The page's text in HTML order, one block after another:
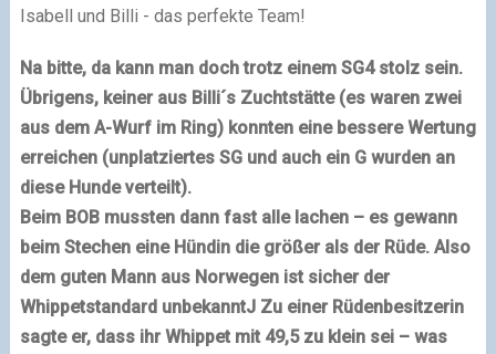
Isabell und Billi - das perfekte Team!
Na bitte, da kann man doch trotz einem SG4 stolz sein.
Übrigens, keiner aus Billi´s Zuchtstätte (es waren zwei
aus dem A-Wurf im Ring) konnten eine bessere Wertung
erreichen (unplatziertes SG und auch ein G wurden an
diese Hunde verteilt).
Beim BOB mussten dann fast alle lachen – es gewann
beim Stechen eine Hündin die größer als der Rüde. Also
dem guten Mann aus Norwegen ist sicher der
Whippetstandard unbekanntJZu einer Rüdenbesitzerin
sagte er, dass ihr Whippet mit 49,5 zu klein sei – was